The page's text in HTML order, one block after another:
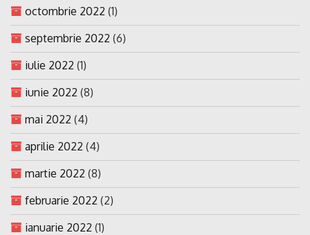
octombrie 2022 (1)
septembrie 2022 (6)
iulie 2022 (1)
iunie 2022 (8)
mai 2022 (4)
aprilie 2022 (4)
martie 2022 (8)
februarie 2022 (2)
ianuarie 2022 (1)